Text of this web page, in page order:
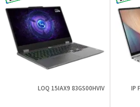
LOQ 15IAX9 83GS00HVIV